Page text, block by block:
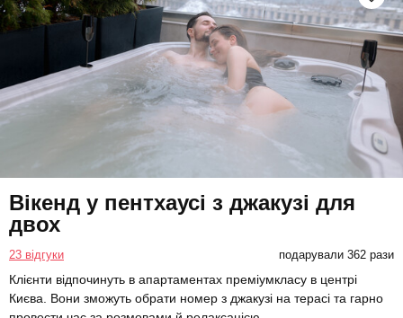
Вікенд у пентхаусі з джакузі для
двох
23 відгуки подарували 362 рази
Клієнти відпочинуть в апартаментах преміумкласу в центрі
Києва. Вони зможуть обрати номер з джакузі на терасі та гарно